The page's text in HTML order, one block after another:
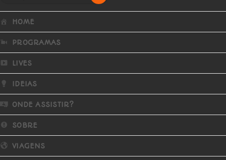
HOME
PROGRAMAS
LIVES
IDEIAS
ONDE ASSISTIR?
SOBRE
VIAGENS